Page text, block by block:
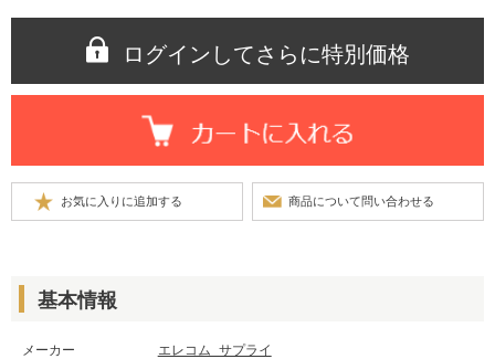
ログインしてさらに特別価格
基本情報
メーカー
エレコム_サプライ